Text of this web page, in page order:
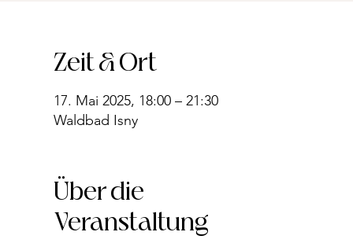
Zeit & Ort
17. Mai 2025, 18:00 – 21:30
Waldbad Isny
Über die
Veranstaltung